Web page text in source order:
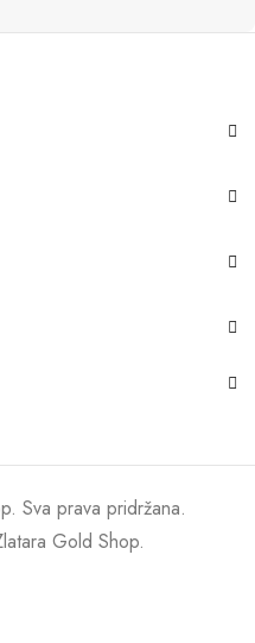
Sva prava pridržana.
Gold Shop.